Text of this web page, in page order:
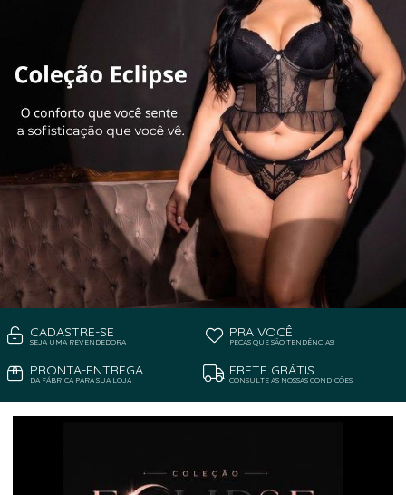
CADASTRE-SE
SEJA UMA REVENDEDORA
PRA VOCÊ
PEÇAS QUE SÃO TENDÊNCIAS!
PRONTA-ENTREGA
DA FÁBRICA PARA SUA LOJA
FRETE GRÁTIS
CONSULTE AS NOSSAS CONDIÇÕES